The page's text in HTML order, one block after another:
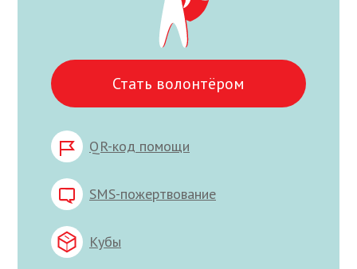
Стать волонтёром
QR-код помощи
SMS-пожертвование
Кубы